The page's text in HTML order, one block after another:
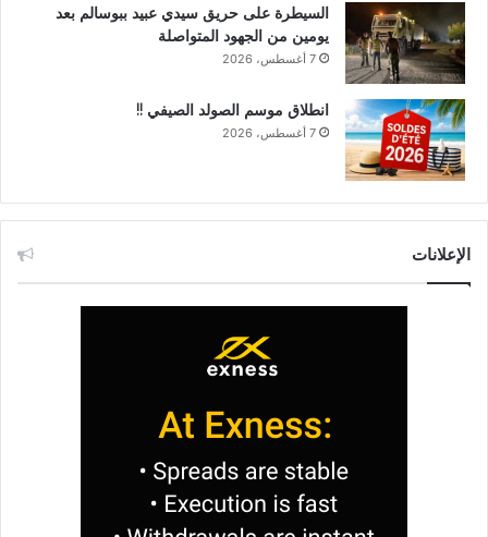
السيطرة على حريق سيدي عبيد ببوسالم بعد
يومين من الجهود المتواصلة
7 أغسطس، 2026
انطلاق موسم الصولد الصيفي !!
7 أغسطس، 2026
الإعلانات